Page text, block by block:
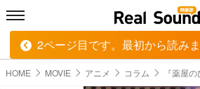
HOME MUSIC MOVIE
HOME MOVIE アニメ コラム 『薬屋
2ページ目です。最初から読み